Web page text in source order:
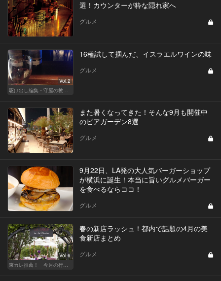
選！カウンターが粋な隠れ家へ
グルメ
Vol.2
駆け出し編集・守屋の教えて 今宵の美食モンスター♡
16種試して掴んだ、イスラエルワインの味
グルメ
また暑くなってきた！そんな9月も開催中
のビアガーデン8選
グルメ
9月22日、LA発の大人気バーガーショップ
が横浜に誕生！本当に旨いグルメバーガー
を食べるならココ！
グルメ
Vol.6
東カレ推薦！ 今月の行くべき店
春の新店ラッシュ！都内で話題の4月の美
食新店まとめ
グルメ